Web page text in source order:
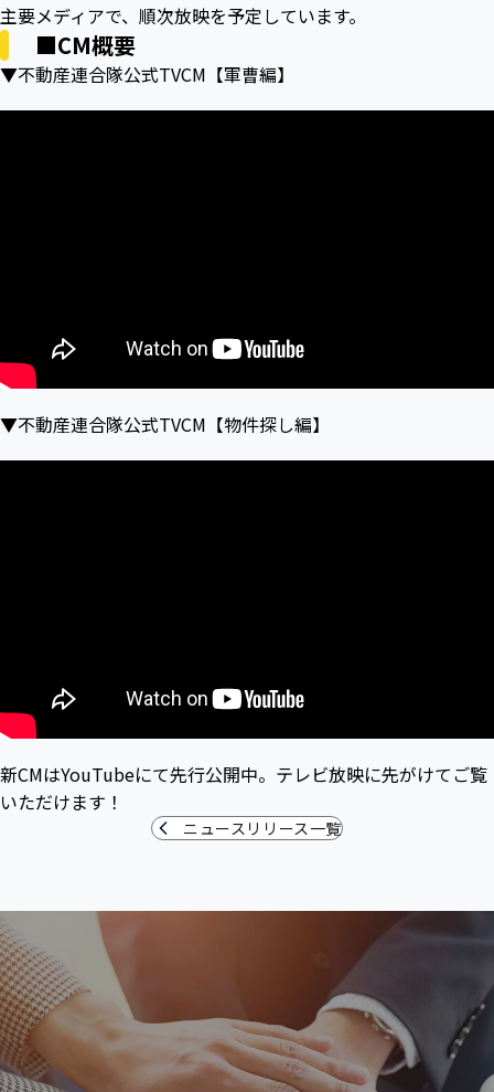
主要メディアで、順次放映を予定しています。
■CM概要
▼不動産連合隊公式TVCM【軍曹編】
▼不動産連合隊公式TVCM【物件探し編】
新CMはYouTubeにて先行公開中。テレビ放映に先がけてご覧
いただけます！
ニュースリリース一覧